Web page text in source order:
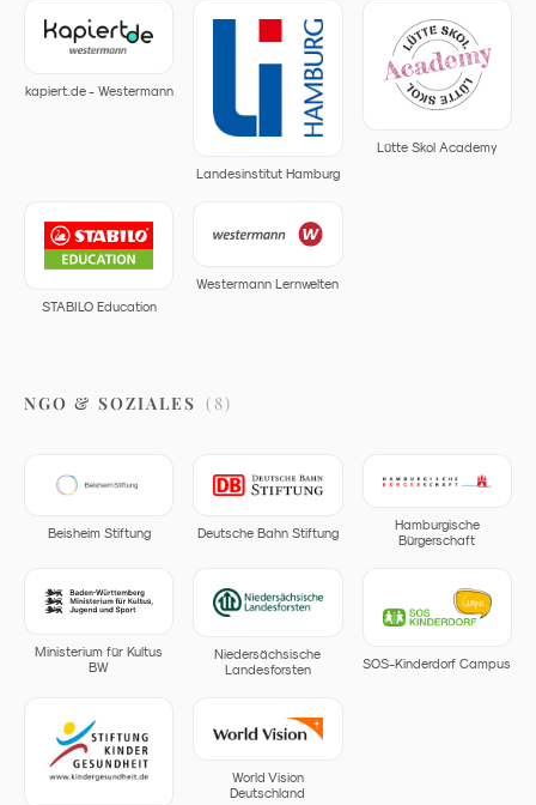
kapiert.de - Westermann
Landesinstitut Hamburg
Lütte Skol Academy
STABILO Education
Westermann Lernwelten
NGO & SOZIALES ( 8)
Beisheim Stiftung Deutsche Bahn Stiftung
Hamburgische
Bürgerschaft
Ministerium für Kultus
BW
Niedersächsische
Landesforsten
SOS-Kinderdorf Campus
World Vision
Deutschland